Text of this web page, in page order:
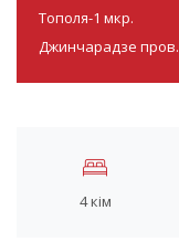
Тополя-1 мкр.
Джинчарадзе пров.
4 кім